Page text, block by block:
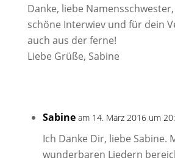
Danke, liebe
schöne Interwiev und für dein
auch aus der ferne!
Liebe Grüße, Sabine
Sabine am 14. März 2016 um
Ich Danke Dir, liebe Sabine.
wunderbaren Liedern